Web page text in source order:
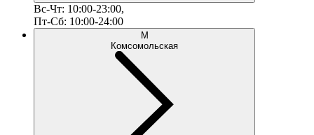
Вс-Чт: 10:00-23:00,
Пт-Сб: 10:00-24:00
М
Комсомольская